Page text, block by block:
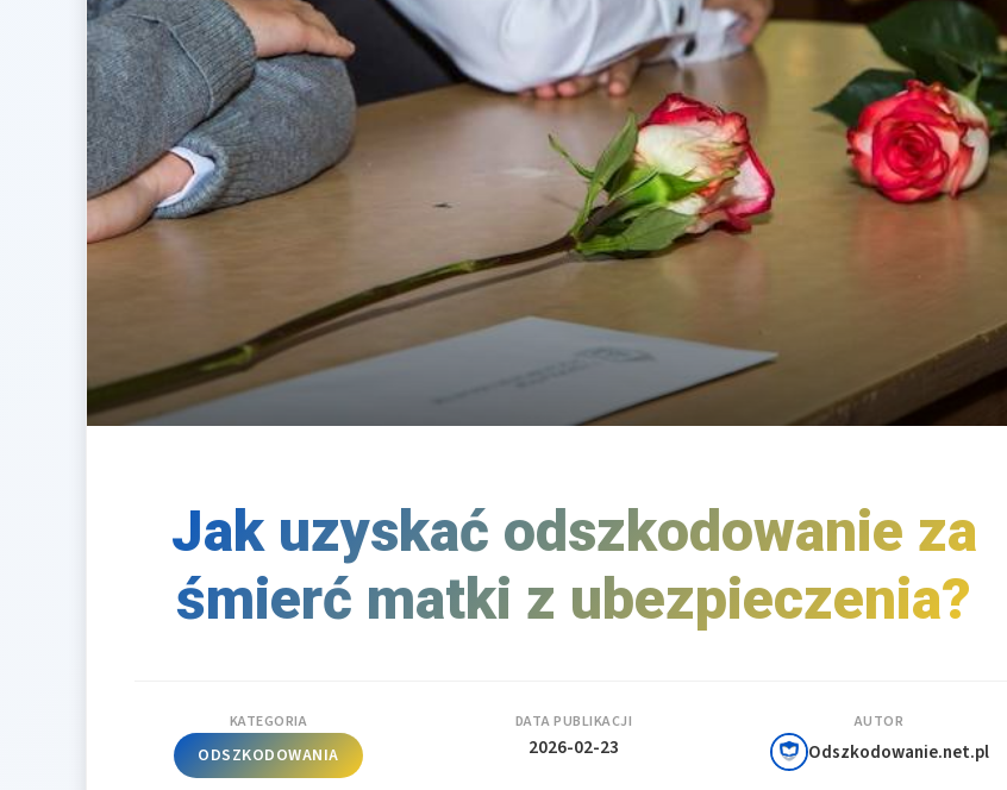
Jak uzyskać odszkodowanie za
śmierć matki z ubezpieczenia?
KATEGORIA
ODSZKODOWANIA
DATA PUBLIKACJI
2026-02-23
AUTOR
Odszkodowanie.net.pl